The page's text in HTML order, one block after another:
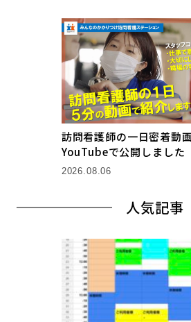
訪問看護師の一日密着動
YouTubeで公開しました
2026.08.06
人気記事